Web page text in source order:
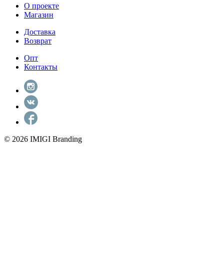
О проекте
Магазин
Доставка
Возврат
Опт
Контакты
© 2026 IMIGI Branding